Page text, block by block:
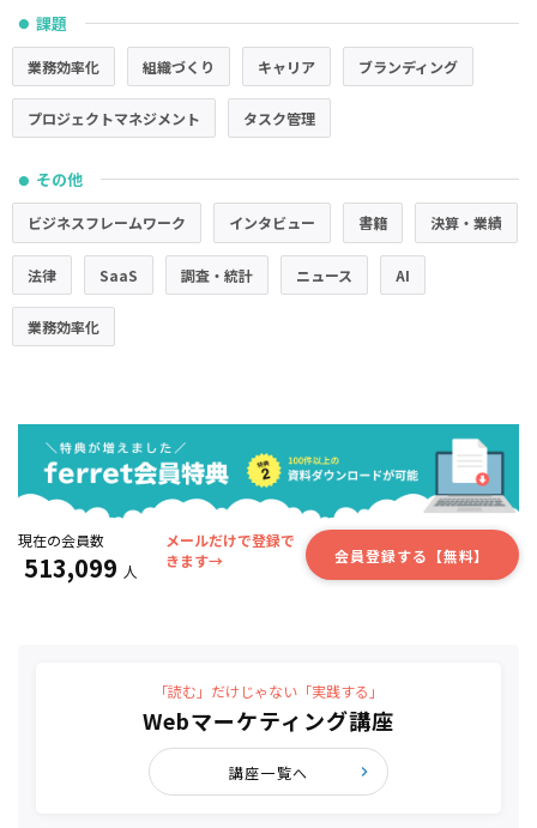
● 課題
業務効率化 組織づくり キャリア ブランディング
プロジェクトマネジメント タスク管理
● その他
ビジネスフレームワーク インタビュー 書籍 決算・業績
法律 SaaS 調査・統計 ニュース AI
業務効率化
現在の会員数
513,099 人
メールだけで登録で
きます→
会員登録する【無料】
「読む」だけじゃない「実践する」
Webマーケティング講座
講座一覧へ